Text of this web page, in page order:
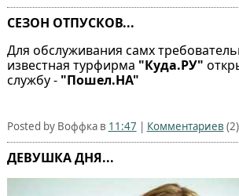
СЕЗОН ОТПУСКОВ...
Для обслуживания самх
известная турфирма "Куда.РУ"
службу - "Пошел.НА"
Posted by Воффка в 11:47 | Комментариев (2)
ДЕВУШКА ДНЯ...